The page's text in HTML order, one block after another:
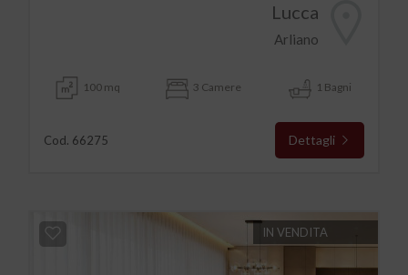
Lucca
Arliano
100 mq 3 Camere 1 Bagni
Cod. 66275 Dettagli
IN VENDITA